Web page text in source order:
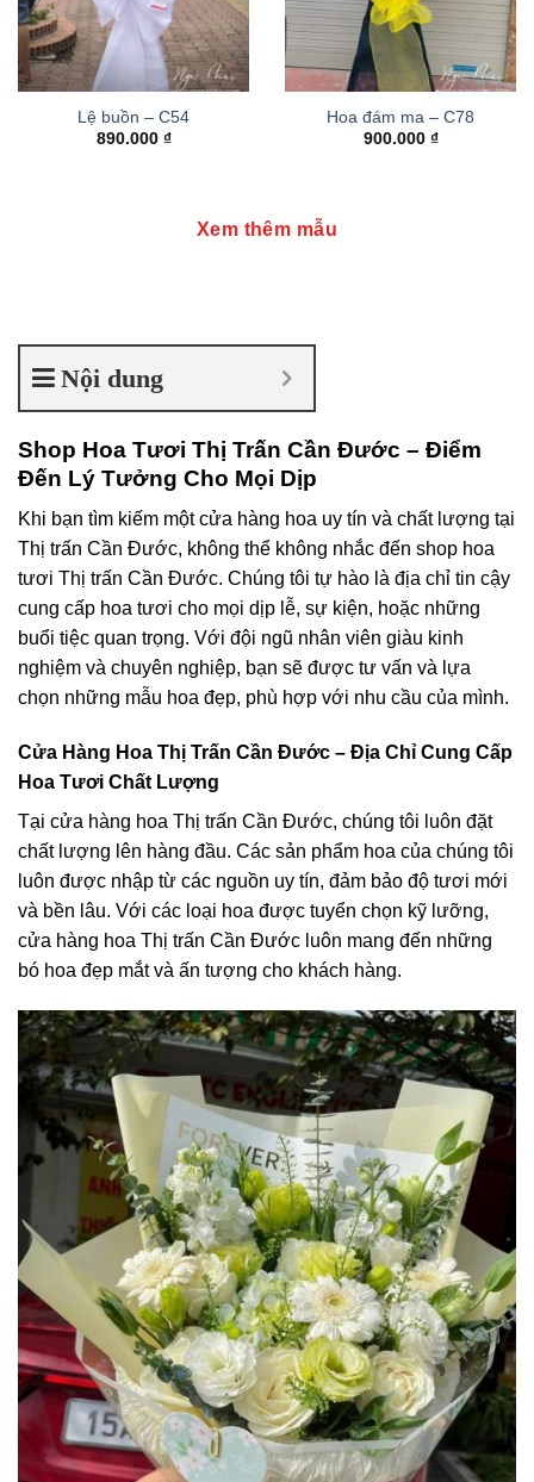
Lệ buồn – C54
890.000 ₫
Hoa đám ma – C78
900.000 ₫
Xem thêm mẫu
Nội dung
Shop Hoa Tươi Thị Trấn Cần Đước – Điểm
Đến Lý Tưởng Cho Mọi Dịp
Khi bạn tìm kiếm một cửa hàng hoa uy tín và chất lượng tại
Thị trấn Cần Đước, không thể không nhắc đến shop hoa
tươi Thị trấn Cần Đước. Chúng tôi tự hào là địa chỉ tin cậy
cung cấp hoa tươi cho mọi dịp lễ, sự kiện, hoặc những
buổi tiệc quan trọng. Với đội ngũ nhân viên giàu kinh
nghiệm và chuyên nghiệp, bạn sẽ được tư vấn và lựa
chọn những mẫu hoa đẹp, phù hợp với nhu cầu của mình.
Cửa Hàng Hoa Thị Trấn Cần Đước – Địa Chỉ Cung Cấp
Hoa Tươi Chất Lượng
Tại cửa hàng hoa Thị trấn Cần Đước, chúng tôi luôn đặt
chất lượng lên hàng đầu. Các sản phẩm hoa của chúng tôi
luôn được nhập từ các nguồn uy tín, đảm bảo độ tươi mới
và bền lâu. Với các loại hoa được tuyển chọn kỹ lưỡng,
cửa hàng hoa Thị trấn Cần Đước luôn mang đến những
bó hoa đẹp mắt và ấn tượng cho khách hàng.